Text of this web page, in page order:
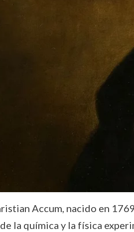
Accum, nacido en
la química y la física